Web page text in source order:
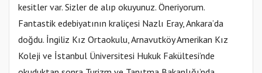
kesitler var. Sizler de alıp okuyunuz. Öneriyorum.
Fantastik edebiyatının kraliçesi Nazlı Eray, Ankara’da
doğdu. İngiliz Kız Ortaokulu, Arnavutköy Amerikan Kız
Koleji ve İstanbul Üniversitesi Hukuk Fakültesi’nde